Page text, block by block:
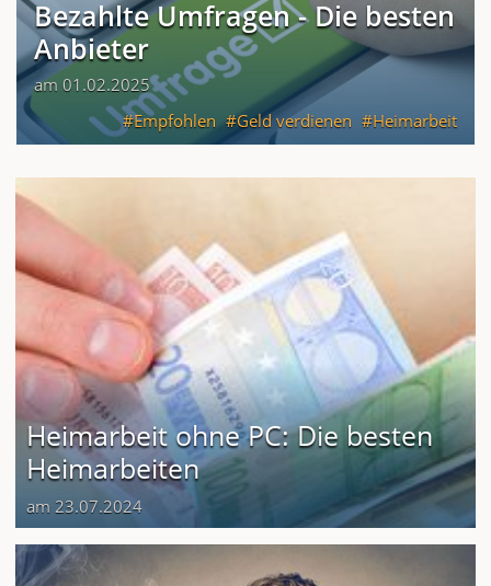
Bezahlte Umfragen - Die besten
Anbieter
am 01.02.2025
Empfohlen
Geld verdienen Heimarbeit
Heimarbeit ohne PC: Die besten
Heimarbeiten
am 23.07.2024